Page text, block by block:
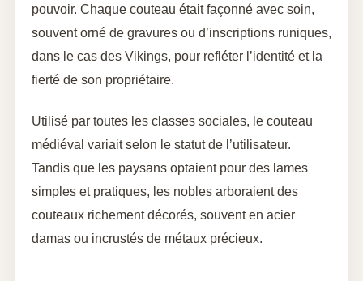
pouvoir. Chaque couteau était façonné avec soin,
souvent orné de gravures ou d’inscriptions runiques,
dans le cas des Vikings, pour refléter l’identité et la
fierté de son propriétaire.
Utilisé par toutes les classes sociales, le couteau
médiéval variait selon le statut de l’utilisateur.
Tandis que les paysans optaient pour des lames
simples et pratiques, les nobles arboraient des
couteaux richement décorés, souvent en acier
damas ou incrustés de métaux précieux.